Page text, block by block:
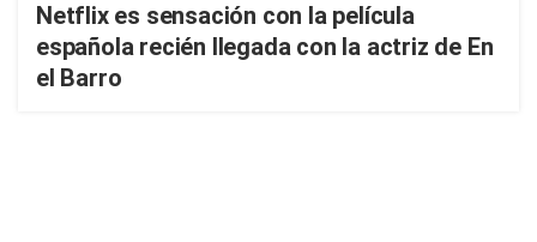
Netflix es sensación con la película
española recién llegada con la actriz de En
el Barro